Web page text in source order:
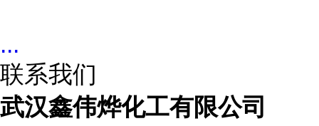
...
联系我们
武汉鑫伟烨化工有限公司